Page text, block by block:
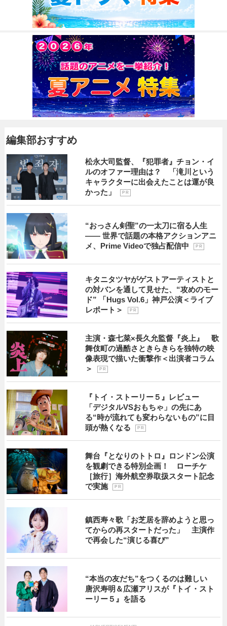
編集部おすすめ
松永大司監督、『犯罪者』チョン・イ
ルのオファー理由は？ 「滝川という
キャラクターに出会えたことは運が良
かった」
P R
“おっさん剣聖”の一太刀に宿る人生
―― 世界で話題の本格アクションアニ
メ、Prime Videoで独占配信中
P R
キタニタツヤがゲストアーティストと
の対バンを通して見せた、“攻めのモー
ド” 「Hugs Vol.6」神戸公演＜ライブ
レポート＞
P R
主演・森七菜×長久允監督『炎上』 歌
舞伎町の過酷さときらきらを独特の映
像表現で描いた衝撃作＜出演者コラム
＞
P R
『トイ・ストーリー５』レビュー
「デジタルVSおもちゃ」の先にあ
る“時が流れても変わらないもの”に目
頭が熱くなる
P R
舞台『となりのトトロ』ロンドン公演
を観劇できる特別企画！ ローチケ
［旅行］海外航空券取扱スタート記念
で実施
P R
鎮西寿々歌「お芝居を辞めようと思っ
てからの再スタートだった」 主演作
で再会した“演じる喜び”
“本当の友だち”をつくるのは難しい
唐沢寿明＆広瀬アリスが『トイ・スト
ーリー５』を語る